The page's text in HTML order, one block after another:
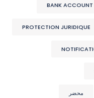
BANK ACCOUNT
PROTECTION JURIDIQUE
محضر